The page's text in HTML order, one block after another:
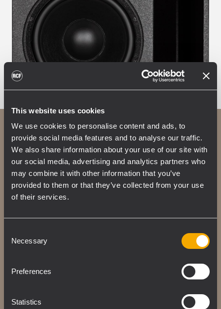
This website uses cookies
We use cookies to personalise content and ads, to
provide social media features and to analyse our traffic.
We also share information about your use of our site with
our social media, advertising and analytics partners who
may combine it with other information that you’ve
provided to them or that they’ve collected from your use
of their services.
Selection
Necessary
Preferences
Statistics
Mehrzw
eck-
sound
mehrere Größen
bekannte RCF-
sorgen für ein